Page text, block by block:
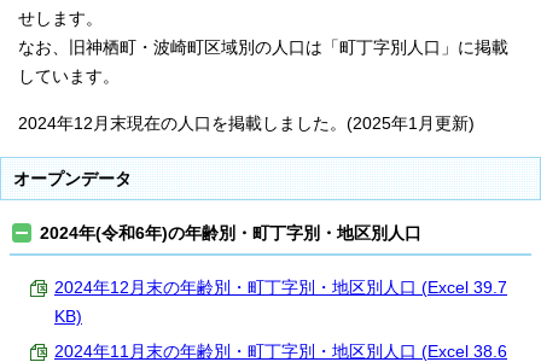
せします。
なお、旧神栖町・波崎町区域別の人口は「町丁字別人口」に掲載
しています。
2024年12月末現在の人口を掲載しました。(2025年1月更新)
オープンデータ
2024年(令和6年)の年齢別・町丁字別・地区別人口
2024年12月末の年齢別・町丁字別・地区別人口 (Excel 39.7
KB)
2024年11月末の年齢別・町丁字別・地区別人口 (Excel 38.6